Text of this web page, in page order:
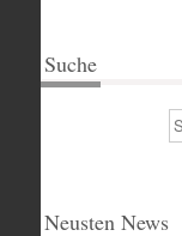
Suche
Neusten News